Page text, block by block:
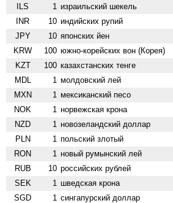
ILS 1 израильский шекель
INR 10 индийских рупий
JPY 10 японских йен
KRW 100 южно-корейских вон (Корея)
KZT 100 казахстанских тенге
MDL 1 молдовский лей
MXN 1 мексиканский песо
NOK 1 норвежская крона
NZD 1 ново­зеландский доллар
PLN 1 польский злотый
RON 1 новый румынский лей
RUB 10 российских рублей
SEK 1 шведская крона
SGD 1 сингапурский доллар